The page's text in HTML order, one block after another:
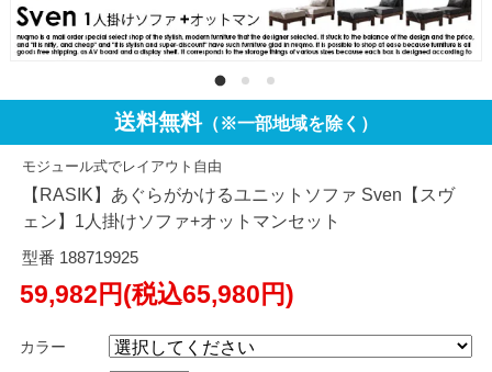
送料無料（※一部地域を除く）
モジュール式でレイアウト自由
【RASIK】あぐらがかけるユニットソファ Sven【スヴ
ェン】1人掛けソファ+オットマンセット
型番 188719925
59,982円(税込65,980円)
カラー